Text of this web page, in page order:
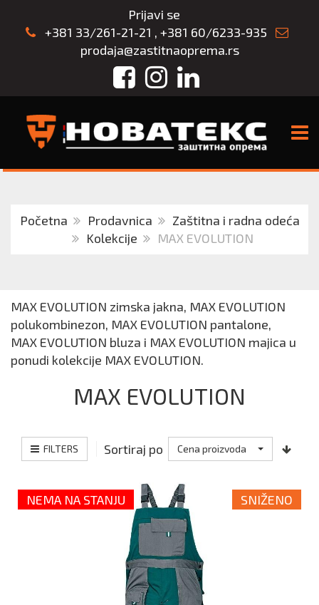
Prijavi se
+381 33/261-21-21 , +381 60/6233-935
prodaja@zastitnaoprema.rs
FacebookInstagram
LinkedIn
Početna Prodavnica
Zaštitna i radna odeća
Kolekcije
MAX EVOLUTION
MAX EVOLUTION zimska jakna, MAX EVOLUTION
polukombinezon, MAX EVOLUTION pantalone,
MAX EVOLUTION bluza i MAX EVOLUTION majica u
ponudi kolekcije MAX EVOLUTION.
MAX EVOLUTION
FILTERS Sortiraj po Cena proizvoda
NEMA NA STANJU SNIŽENO